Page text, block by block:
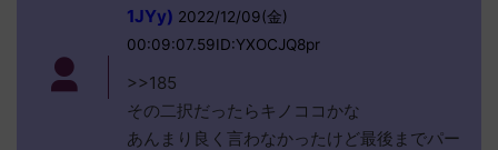
1JYy) 2022/12/09(金)
00:09:07.59ID:YXOCJQ8pr
>>185
その二択だったらキノココかな
あんまり良く言わなかったけど最後までパー